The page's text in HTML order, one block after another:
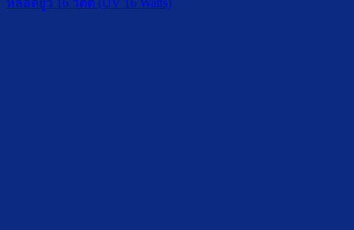
หลอดยูวี 16 วัตต์ (UV 16 Watts)